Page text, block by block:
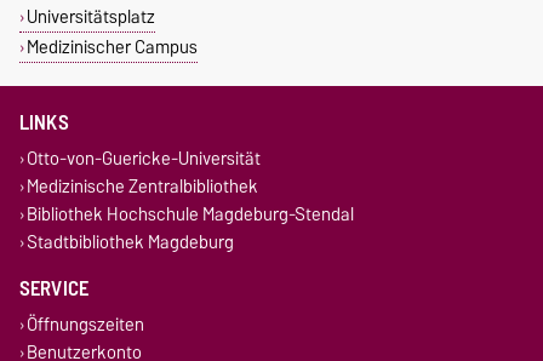
Universitätsplatz
Medizinischer Campus
LINKS
Otto-von-Guericke-Universität
Medizinische Zentralbibliothek
Bibliothek Hochschule Magdeburg-Stendal
Stadtbibliothek Magdeburg
SERVICE
Öffnungszeiten
Benutzerkonto